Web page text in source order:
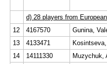
d) 28 players from
12
4167570 Gunina,
13
4133471
14
14111330 Muzychuk,